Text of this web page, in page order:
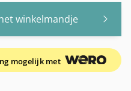
winkelmandje
mogelijk met